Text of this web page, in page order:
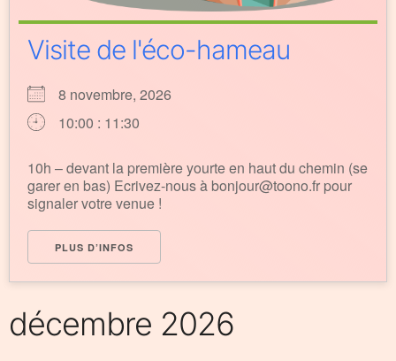
Visite de l'éco-hameau
8 novembre, 2026
10:00 : 11:30
10h – devant la première yourte en haut du chemin (se
garer en bas) Ecrivez-nous à bonjour@toono.fr pour
signaler votre venue !
PLUS D’INFOS
décembre 2026